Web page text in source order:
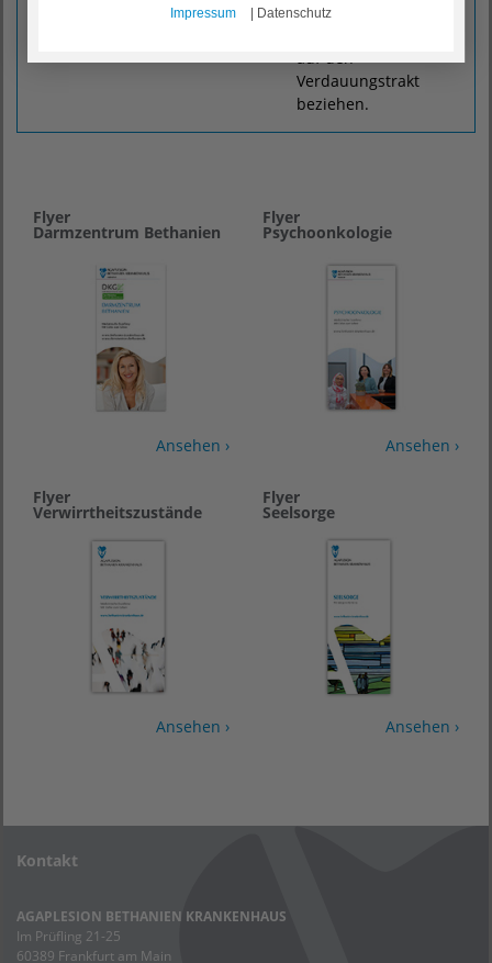
Experten alle
auf den
Verdauungstrakt
beziehen.
Flyer
Darmzentrum Bethanien
Ansehen ›
Flyer
Psychoonkologie
Ansehen ›
Flyer
Verwirrtheitszustände
Ansehen ›
Flyer
Seelsorge
Ansehen ›
Kontakt
AGAPLESION BETHANIEN KRANKENHAUS
Im Prüfling 21-25
60389 Frankfurt am Main
Impressum | Datenschutz